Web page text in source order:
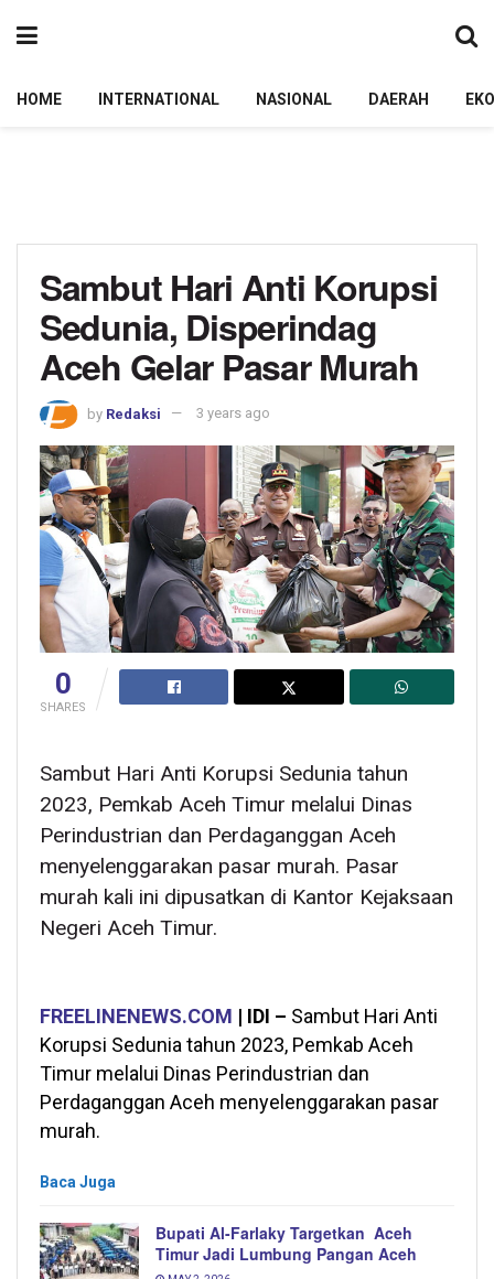
HOME INTERNATIONAL NASIONAL DAERAH
Sambut Hari Anti Korupsi
Sedunia, Disperindag
Aceh Gelar Pasar Murah
by Redaksi 3 years ago
0
SHARES
Sambut Hari Anti Korupsi Sedunia tahun
2023, Pemkab Aceh Timur melalui Dinas
Perindustrian dan Perdaganggan Aceh
menyelenggarakan pasar murah. Pasar
murah kali ini dipusatkan di Kantor Kejaksaan
Negeri Aceh Timur.
FREELINENEWS.COM | IDI – Sambut Hari Anti
Korupsi Sedunia tahun 2023, Pemkab Aceh
Timur melalui Dinas Perindustrian dan
Perdaganggan Aceh menyelenggarakan pasar
murah.
Baca Juga
Bupati Al-Farlaky Targetkan Aceh
Timur Jadi Lumbung Pangan Aceh